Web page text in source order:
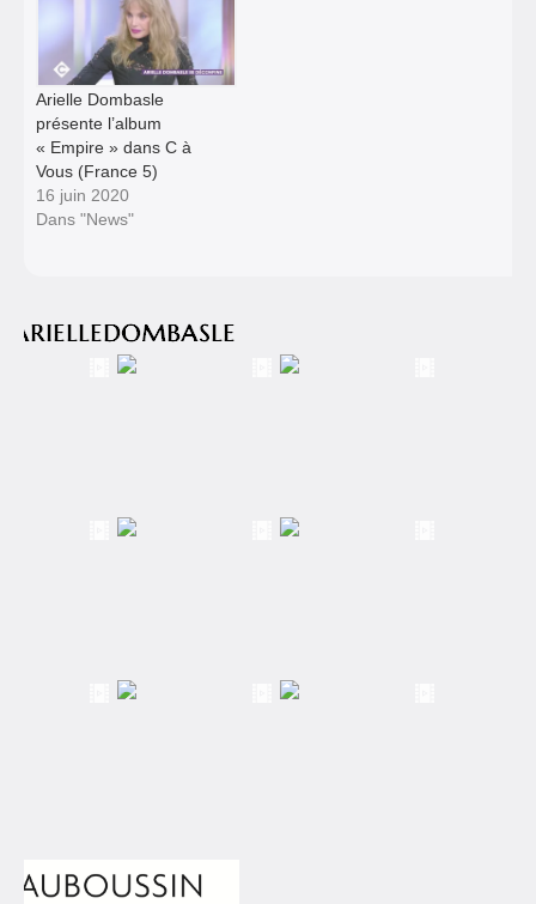
Arielle Dombasle
présente l’album
« Empire » dans C à
Vous (France 5)
16 juin 2020
Dans "News"